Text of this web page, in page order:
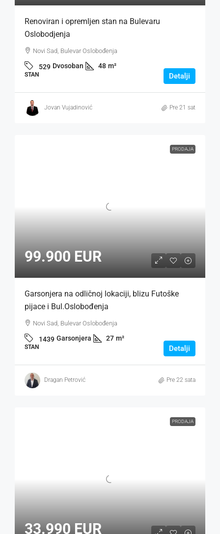
Renoviran i opremljen stan na Bulevaru
Oslobodjenja
Novi Sad, Bulevar Oslobođenja
529 Dvosoban 48 m²
STAN Detalji
Jovan Vujadinović Pre 21 sat
PRODAJA
99.900 EUR
Garsonjera na odličnoj lokaciji, blizu Futoške
pijace i Bul.Oslobođenja
Novi Sad, Bulevar Oslobođenja
1439 Garsonjera 27 m²
STAN Detalji
Dragan Petrović Pre 22 sata
PRODAJA
33.990 EUR